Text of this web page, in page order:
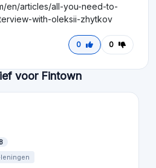
en/articles/all-you-need-to-
with-oleksii-zhytkov
0 0
voor Fintown